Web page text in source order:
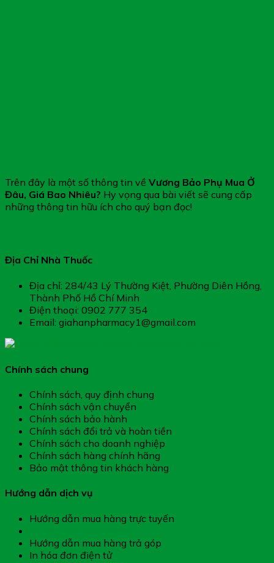
Trên đây là một số thông tin về Vương Bảo Phụ Mua Ở
Đâu, Giá Bao Nhiêu? Hy vọng qua bài viết sẽ cung cấp
những thông tin hữu ích cho quý bạn đọc!
Địa Chỉ Nhà Thuốc
Địa chỉ: 284/43 Lý Thường Kiệt, Phường Diên Hồng,
Thành Phố Hồ Chí Minh
Điện thoại: 0902 777 354
Email: giahanpharmacy1@gmail.com
Chính sách chung
Chính sách, quy định chung
Chính sách vận chuyển
Chính sách bảo hành
Chính sách đổi trả và hoàn tiền
Chính sách cho doanh nghiệp
Chính sách hàng chính hãng
Bảo mật thông tin khách hàng
Hướng dẫn dịch vụ
Hướng dẫn mua hàng trực tuyến
Hướng dẫn mua hàng trả góp
In hóa đơn điện tử